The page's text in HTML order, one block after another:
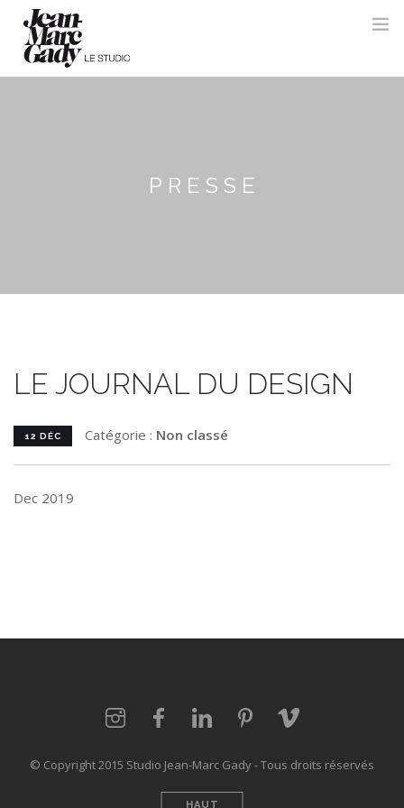
PRESSE
LE JOURNAL DU DESIGN
12 DÉC Catégorie : Non classé
Dec 2019
© Copyright 2015 Studio Jean-Marc Gady - Tous droits réservés
HAUT